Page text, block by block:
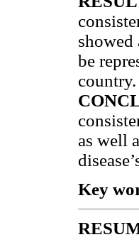
showed
be
country.
as well
Key